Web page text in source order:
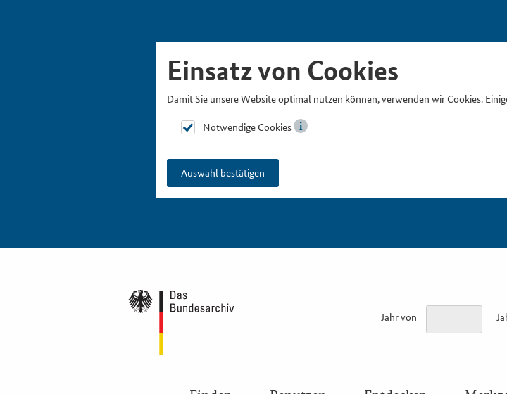
Einsatz von Cookies
Damit Sie unsere Website optimal nutzen können, verwenden wir Cookies.
Notwendige Cookies
Auswahl bestätigen
Jahr von